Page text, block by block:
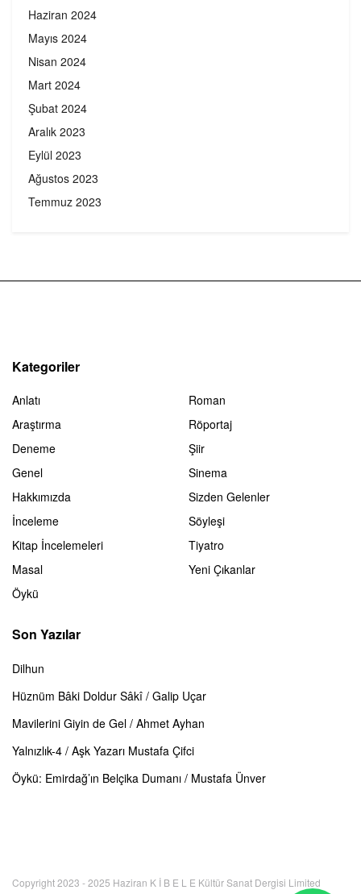
Haziran 2024
Mayıs 2024
Nisan 2024
Mart 2024
Şubat 2024
Aralık 2023
Eylül 2023
Ağustos 2023
Temmuz 2023
Kategoriler
Anlatı
Araştırma
Deneme
Genel
Hakkımızda
İnceleme
Kitap İncelemeleri
Masal
Öykü
Roman
Röportaj
Şiir
Sinema
Sizden Gelenler
Söyleşi
Tiyatro
Yeni Çıkanlar
Son Yazılar
Dilhun
Hüznüm Bâki Doldur Sâkî / Galip Uçar
Mavilerini Giyin de Gel / Ahmet Ayhan
Yalnızlık-4 / Aşk Yazarı Mustafa Çifci
Öykü: Emirdağ’ın Belçika Dumanı / Mustafa Ünver
Copyright 2023 - 2025 Haziran K İ B E L E Kültür Sanat Dergisi Limited